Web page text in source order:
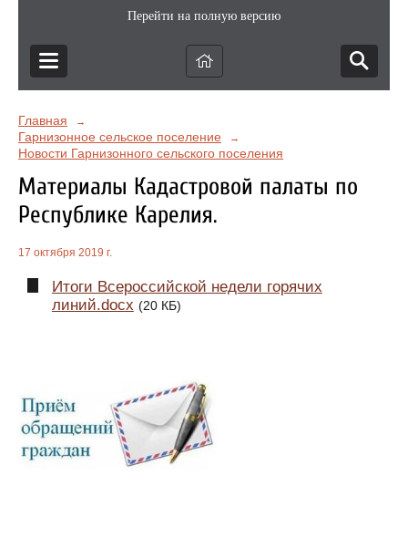
Перейти на полную версию
Главная →
Гарнизонное сельское поселение →
Новости Гарнизонного сельского поселения
Материалы Кадастровой палаты по
Республике Карелия.
17 октября 2019 г.
Итоги Всероссийской недели горячих
линий.docx (20 КБ)